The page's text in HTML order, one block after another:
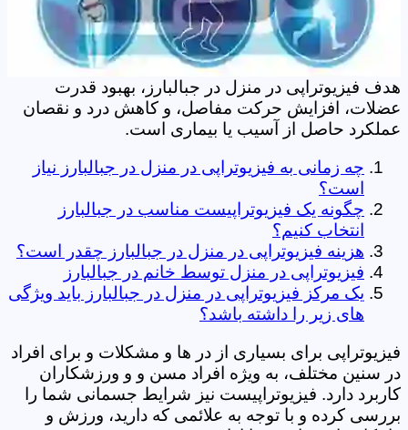
هدف فیزیوتراپی در منزل در جبالبارز، بهبود قدرت
عضلات، افزایش حرکت مفاصل، و کاهش درد و نقصان
عملکرد حاصل از آسیب یا بیماری است.
چه زمانی به فیزیوتراپی در منزل در جبالبارز نیاز
است؟
چگونه یک فیزیوتراپیست مناسب در جبالبارز
انتخاب کنیم؟
هزینه فیزیوتراپی در منزل در جبالبارز چقدر است؟
فیزیوتراپی در منزل توسط خانم در جبالبارز
یک مرکز فیزیوتراپی در منزل در جبالبارز باید ویژگی
های زیر را داشته باشد؟
فیزیوتراپی برای بسیاری از در ها و مشکلات و برای افراد
در سنین مختلف، به ویژه افراد مسن و و ورزشکاران
کاربرد دارد. فیزیوتراپیست نیز شرایط جسمانی شما را
بررسی کرده و با توجه به علائمی که دارید، ورزش و